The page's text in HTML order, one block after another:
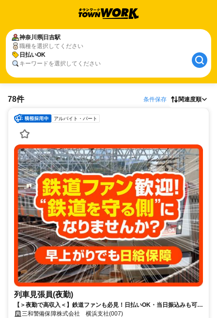
神奈川県 日吉駅
職種を選択してください
日払いOK
キーワードを選択してください
78件 条件保存 関連度順
アルバイト・パート
列車見張員(夜勤)
【＞夜勤で高収入＜】鉄道ファンも必見！日払いOK・当日振込みも可能
♪
三和警備保障株式会社 横浜支社(007)